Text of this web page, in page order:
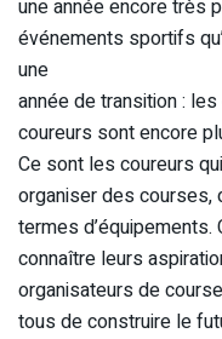
une année encore très
événements sportifs
une
année de transition :
coureurs sont encore
Ce sont les coureurs
organiser des courses,
termes d’équipements.
connaître leurs
organisateurs de
tous de construire le